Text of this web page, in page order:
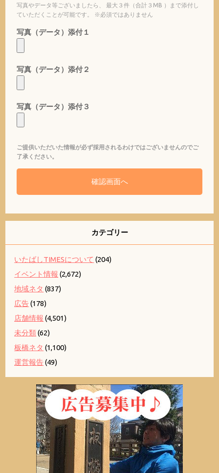
写真やデータ等ございましたら、 最大３件（合計３MB ）まで添付し
ていただくことが可能です。 ※必須ではありません
写真（データ）添付１
写真（データ）添付２
写真（データ）添付３
ご提供いただいた情報が必ず採用されるわけではございませんのでご
了承ください。
カテゴリー
いたばしTIMESについて (204)
イベント情報 (2,672)
地域ネタ (837)
広告(178)
店舗情報 (4,501)
未分類(62)
板橋ネタ (1,100)
運営報告(49)